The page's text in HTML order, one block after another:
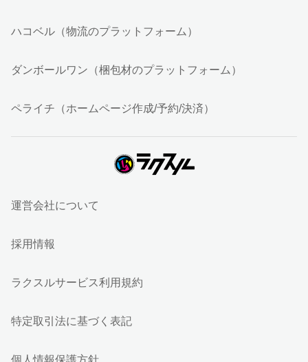
ハコベル（物流のプラットフォーム）
ダンボールワン（梱包材のプラットフォーム）
ペライチ（ホームページ作成/予約/決済）
運営会社について
採用情報
ラクスルサービス利用規約
特定取引法に基づく表記
個人情報保護方針